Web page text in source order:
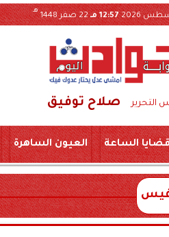
12:57 مـ 22 صفر 1448
هـ
التحرير صلاح توفيق
ضبط لحوم منتهية
الساعة العيون الساهرة